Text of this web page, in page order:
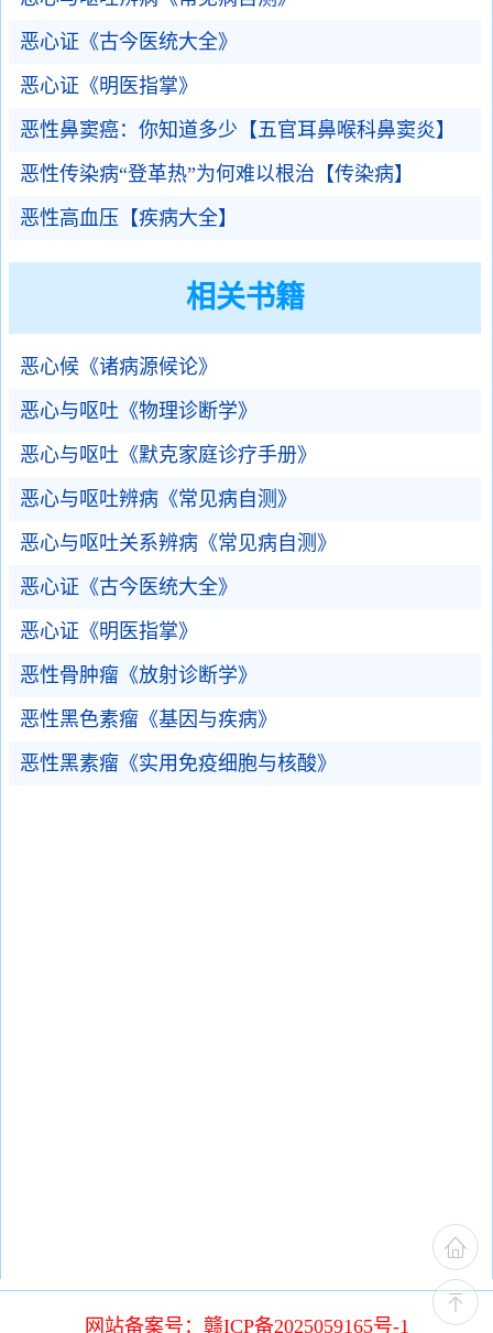
恶心证《古今医统大全》
恶心证《明医指掌》
恶性鼻窦癌：你知道多少【五官耳鼻喉科鼻窦炎】
恶性传染病“登革热”为何难以根治【传染病】
恶性高血压【疾病大全】
相关书籍
恶心候《诸病源候论》
恶心与呕吐《物理诊断学》
恶心与呕吐《默克家庭诊疗手册》
恶心与呕吐辨病《常见病自测》
恶心与呕吐关系辨病《常见病自测》
恶心证《古今医统大全》
恶心证《明医指掌》
恶性骨肿瘤《放射诊断学》
恶性黑色素瘤《基因与疾病》
恶性黑素瘤《实用免疫细胞与核酸》
网站备案号：赣ICP备2025059165号-1